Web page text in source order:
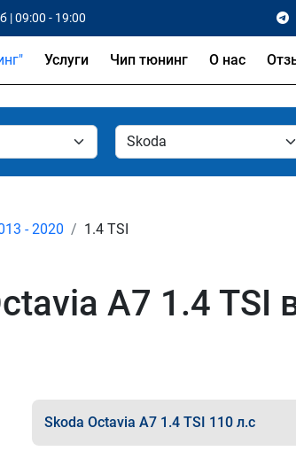
| 09:00 - 19:00
Услуги Чип тюнинг О нас
- 2020 1.4 TSI
A7 1.4 TSI
Skoda Octavia A7 1.4 TSI 110 л.с